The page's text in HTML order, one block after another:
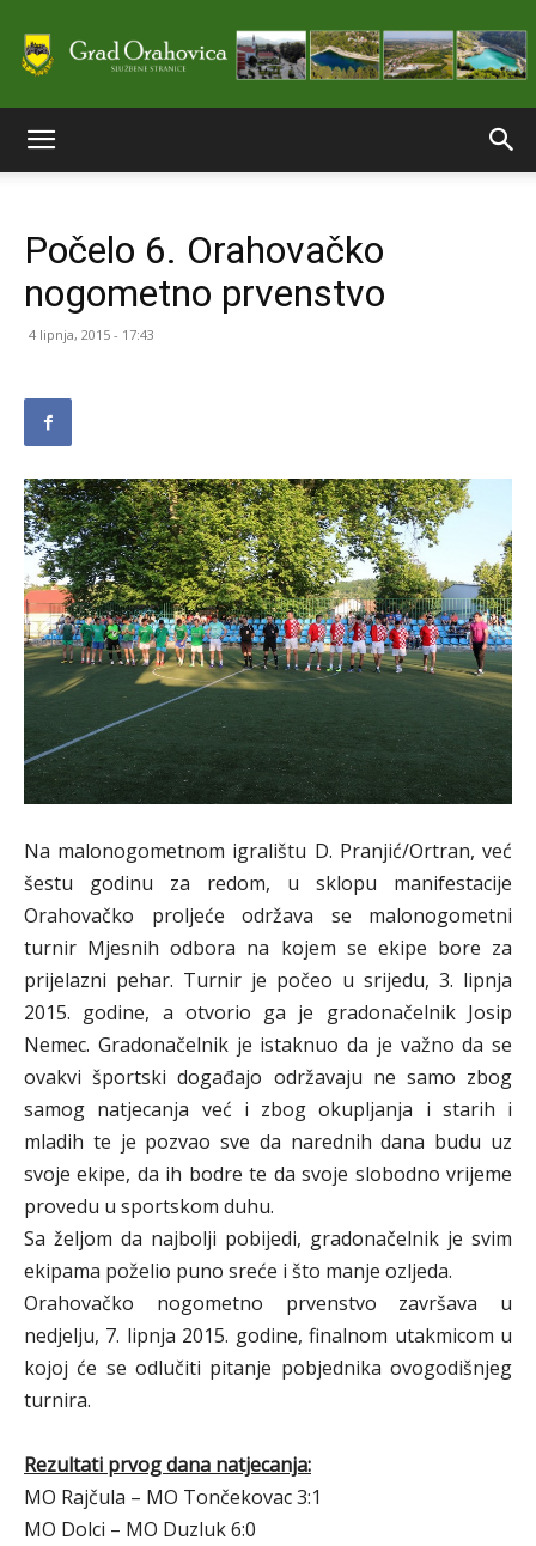
stranice
Počelo 6. Orahovačko
nogometno prvenstvo
4 lipnja, 2015 - 17:43
Na malonogometnom igralištu D. Pranjić/Ortran, već
šestu godinu za redom, u sklopu manifestacije
Orahovačko proljeće održava se malonogometni
turnir Mjesnih odbora na kojem se ekipe bore za
prijelazni pehar. Turnir je počeo u srijedu, 3. lipnja
2015. godine, a otvorio ga je gradonačelnik Josip
Nemec. Gradonačelnik je istaknuo da je važno da se
ovakvi športski događajo održavaju ne samo zbog
samog natjecanja već i zbog okupljanja i starih i
mladih te je pozvao sve da narednih dana budu uz
svoje ekipe, da ih bodre te da svoje slobodno vrijeme
provedu u sportskom duhu.
Sa željom da najbolji pobijedi, gradonačelnik je svim
ekipama poželio puno sreće i što manje ozljeda.
Orahovačko nogometno prvenstvo završava u
nedjelju, 7. lipnja 2015. godine, finalnom utakmicom u
kojoj će se odlučiti pitanje pobjednika ovogodišnjeg
turnira.
Rezultati prvog dana natjecanja:
MO Rajčula – MO Tončekovac 3:1
MO Dolci – MO Duzluk 6:0